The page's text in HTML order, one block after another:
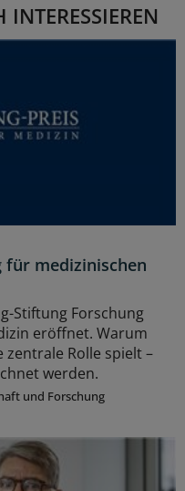
für medizinischen
Stiftung Forschung
eröffnet. Warum
zentrale Rolle spielt –
werden.
und Forschung